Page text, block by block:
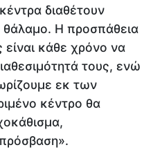
διαθέτουν
θάλαμο. Η προσπάθεια
είναι κάθε χρόνο να
τους, ενώ
εκ των
κέντρο θα